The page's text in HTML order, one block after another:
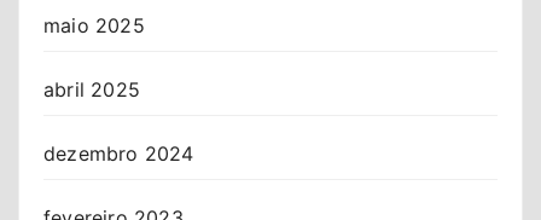
maio 2025
abril 2025
dezembro 2024